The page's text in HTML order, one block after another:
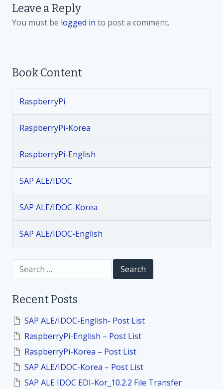
o
n
a
v
g
a
i
o
n
Leave a Reply
You must be logged in to post a comment.
Book Content
RaspberryPi
RaspberryPi-Korea
RaspberryPi-English
SAP ALE/IDOC
SAP ALE/IDOC-Korea
SAP ALE/IDOC-English
c
o
Recent Posts
SAP ALE/IDOC-English- Post List
RaspberryPi-English – Post List
RaspberryPi-Korea – Post List
SAP ALE/IDOC-Korea – Post List
SAP ALE IDOC EDI-Kor_10.2.2 File Transfer